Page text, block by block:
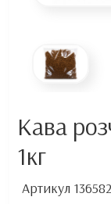
Кава
1кг
Артикул